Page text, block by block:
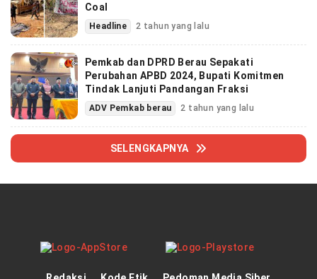
Coal
Headline 2 tahun yang lalu
Pemkab dan DPRD Berau Sepakati
Perubahan APBD 2024, Bupati Komitmen
Tindak Lanjuti Pandangan Fraksi
ADV Pemkab berau 2 tahun yang lalu
SELENGKAPNYA